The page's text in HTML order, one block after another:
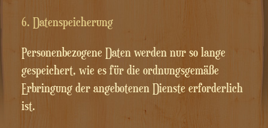
6. Datenspeicherung
Personenbezogene Daten werden nur so lange
gespeichert, wie es für die ordnungsgemäße
Erbringung der angebotenen Dienste erforderlich
ist.